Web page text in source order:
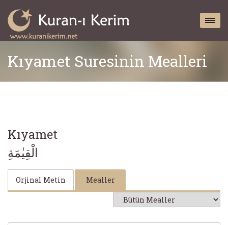
Kıyamet Suresinin Mealleri
Kıyamet
الْقِيٰمَةِ
Orjinal Metin Mealler